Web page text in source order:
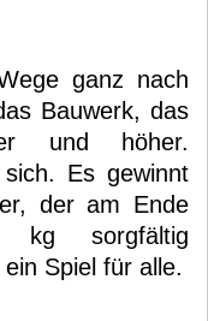
ganz nach
Bauwerk, das
und höher.
Es gewinnt
der am Ende
sorgfältig
Spiel für alle.